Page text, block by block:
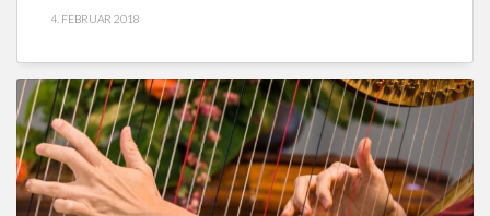
für Luther kein stummer Text gewesen ist, seien Linck
4. FEBRUAR 2018